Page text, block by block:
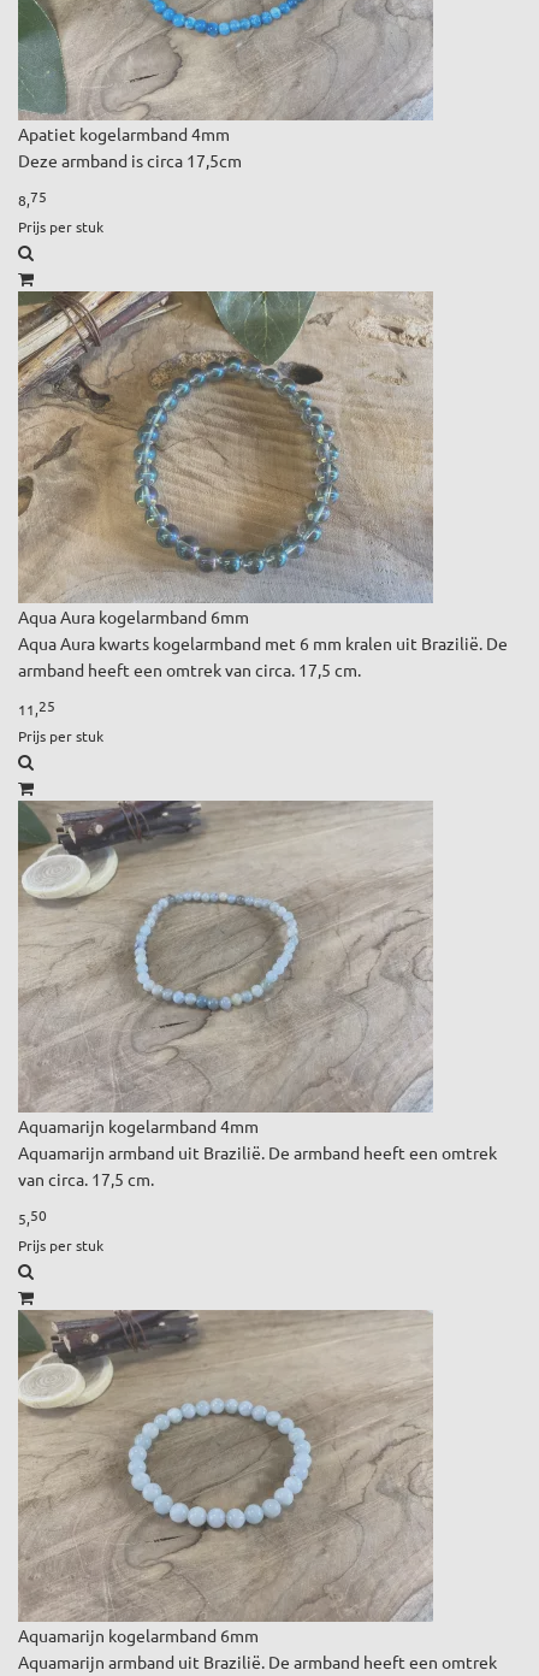
Apatiet kogelarmband 4mm
Deze armband is circa 17,5cm
8,75
Prijs per stuk
Aqua Aura kogelarmband 6mm
Aqua Aura kwarts kogelarmband met 6 mm kralen uit Brazilië. De
armband heeft een omtrek van circa. 17,5 cm.
11,25
Prijs per stuk
Aquamarijn kogelarmband 4mm
Aquamarijn armband uit Brazilië. De armband heeft een omtrek
van circa. 17,5 cm.
5,50
Prijs per stuk
Aquamarijn kogelarmband 6mm
Aquamarijn armband uit Brazilië. De armband heeft een omtrek